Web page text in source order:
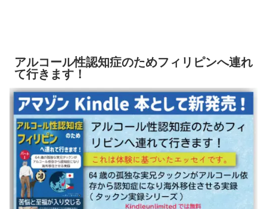
アルコール性認知症のためフィリピンへ連れ
て行きます！